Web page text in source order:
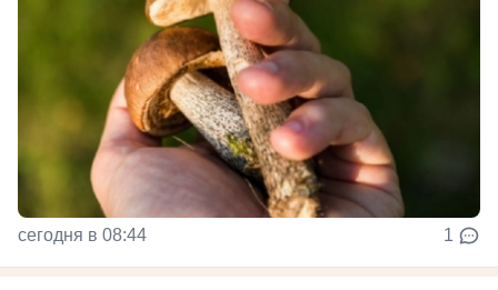
сегодня в 08:44 1